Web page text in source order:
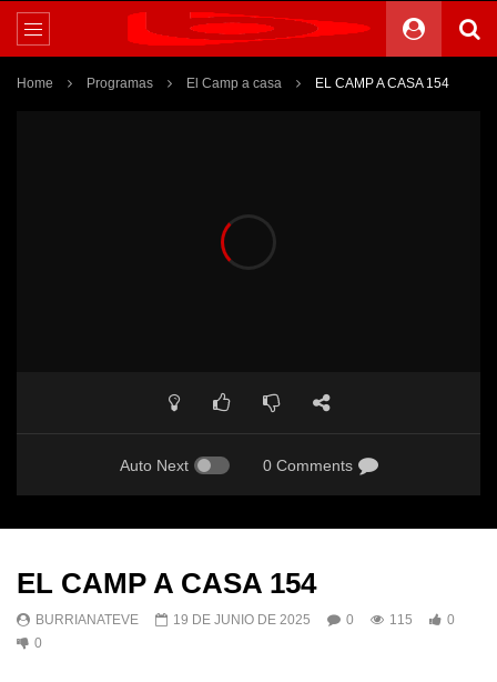
Home Programas El Camp a casa EL CAMP A CASA 154
Auto Next 0 Comments
EL CAMP A CASA 154
BURRIANATEVE 19 DE JUNIO DE 2025 0 115
0
0